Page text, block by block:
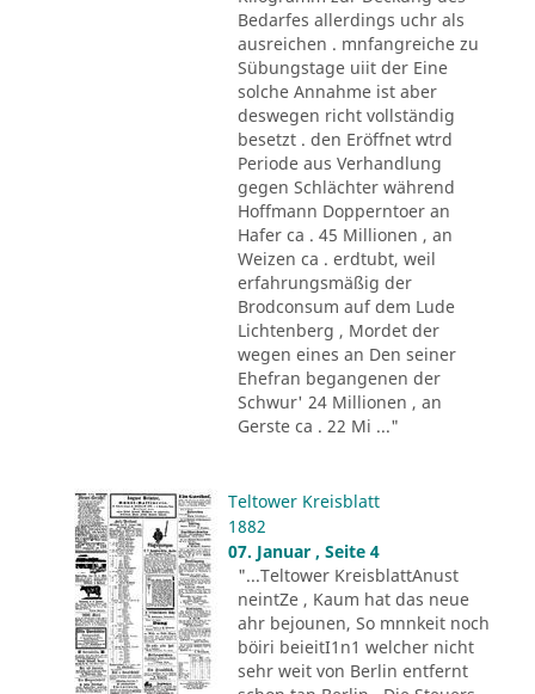
Bedarfes allerdings uchr als
ausreichen . mnfangreiche zu
Sübungstage uiit der Eine
solche Annahme ist aber
deswegen richt vollständig
besetzt . den Eröffnet wtrd
Periode aus Verhandlung
gegen Schlächter während
Hoffmann Dopperntoer an
Hafer ca . 45 Millionen , an
Weizen ca . erdtubt, weil
erfahrungsmäßig der
Brodconsum auf dem Lude
Lichtenberg , Mordet der
wegen eines an Den seiner
Ehefran begangenen der
Schwur' 24 Millionen , an
Gerste ca . 22 Mi ..."
Teltower Kreisblatt
1882
07. Januar , Seite 4
"...Teltower KreisblattAnust
neintZe , Kaum hat das neue
ahr bejounen, So mnnkeit noch
böiri beieitI1n1 welcher nicht
sehr weit von Berlin entfernt